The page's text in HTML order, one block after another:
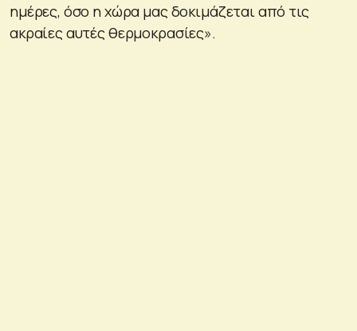
ημέρες, όσο η χώρα μας δοκιμάζεται από τις
ακραίες αυτές θερμοκρασίες».